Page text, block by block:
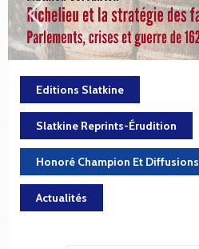
Editions Slatkine
Slatkine Reprints-Érudition
Honoré Champion Et Diffusions
Actualités